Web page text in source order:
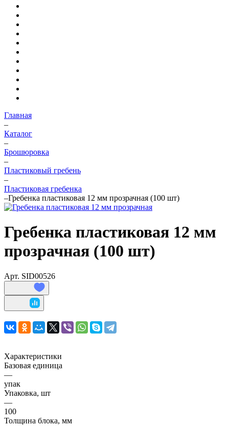
Главная
–
Каталог
–
Брошюровка
–
Пластиковый гребень
–
Пластиковая гребенка
–Гребенка пластиковая 12 мм прозрачная (100 шт)
Гребенка пластиковая 12 мм
прозрачная (100 шт)
Арт. SID00526
Характеристики
Базовая единица
—
упак
Упаковка, шт
—
100
Толщина блока, мм